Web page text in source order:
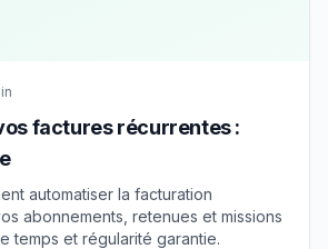
factures récurrentes :
automatiser la facturation
abonnements, retenues et missions
temps et régularité garantie.